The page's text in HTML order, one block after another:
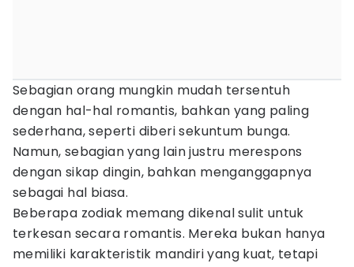
Sebagian orang mungkin mudah tersentuh
dengan hal-hal romantis, bahkan yang paling
sederhana, seperti diberi sekuntum bunga.
Namun, sebagian yang lain justru merespons
dengan sikap dingin, bahkan menganggapnya
sebagai hal biasa.
Beberapa zodiak memang dikenal sulit untuk
terkesan secara romantis. Mereka bukan hanya
memiliki karakteristik mandiri yang kuat, tetapi